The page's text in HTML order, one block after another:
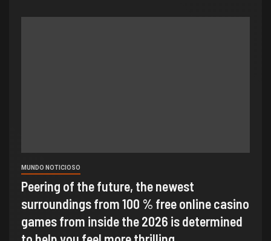
MUNDO NOTICIOSO
Peering of the future, the newest
surroundings from 100 % free online casino
games from inside the 2026 is determined